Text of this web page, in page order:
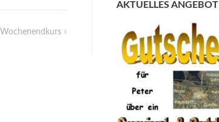
Wochenendkurs
AKTUELLES ANGEBOT